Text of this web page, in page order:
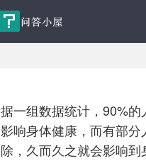
据一组数据统计，90%
影响身体健康，而有部
除，久而久之就会影响到